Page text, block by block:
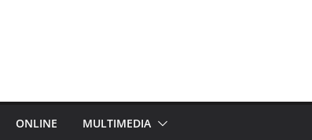
ONLINE MULTIMEDIA